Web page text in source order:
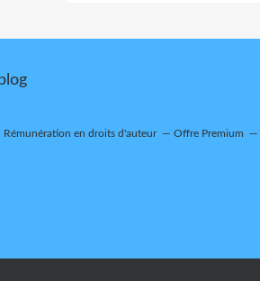
Rémunération en droits d'auteur Offre Premium